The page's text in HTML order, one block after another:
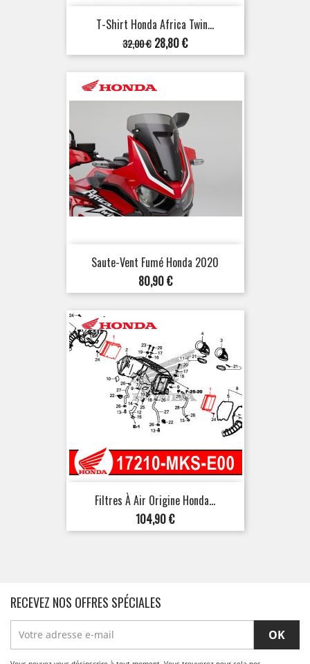
T-Shirt Honda Africa Twin...
Prix
de
base
32,00 € Prix
28,80 €
Saute-Vent Fumé Honda 2020
Prix
80,90 €
Filtres À Air Origine Honda...
Prix
104,90 €
RECEVEZ NOS OFFRES SPÉCIALES